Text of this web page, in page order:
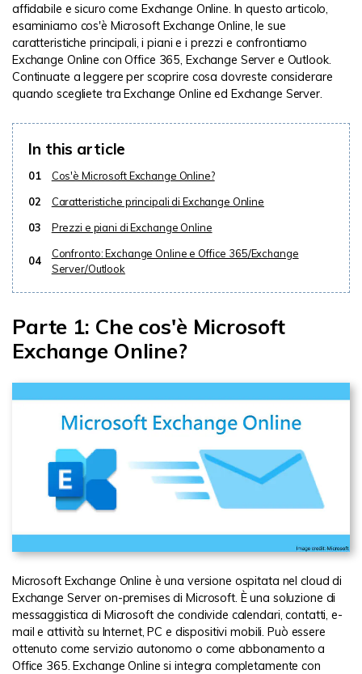
affidabile e sicuro come Exchange Online. In questo articolo,
esaminiamo cos'è Microsoft Exchange Online, le sue
caratteristiche principali, i piani e i prezzi e confrontiamo
Exchange Online con Office 365, Exchange Server e Outlook.
Continuate a leggere per scoprire cosa dovreste considerare
quando scegliete tra Exchange Online ed Exchange Server.
In this article
01
Cos'è Microsoft Exchange Online?
02
Caratteristiche principali di Exchange Online
03
Prezzi e piani di Exchange Online
04
Confronto: Exchange Online e Office 365/Exchange
Server/Outlook
Parte 1: Che cos'è Microsoft
Exchange Online?
Microsoft Exchange Online è una versione ospitata nel cloud di
Exchange Server on-premises di Microsoft. È una soluzione di
messaggistica di Microsoft che condivide calendari, contatti, e-
mail e attività su Internet, PC e dispositivi mobili. Può essere
ottenuto come servizio autonomo o come abbonamento a
Office 365. Exchange Online si integra completamente con